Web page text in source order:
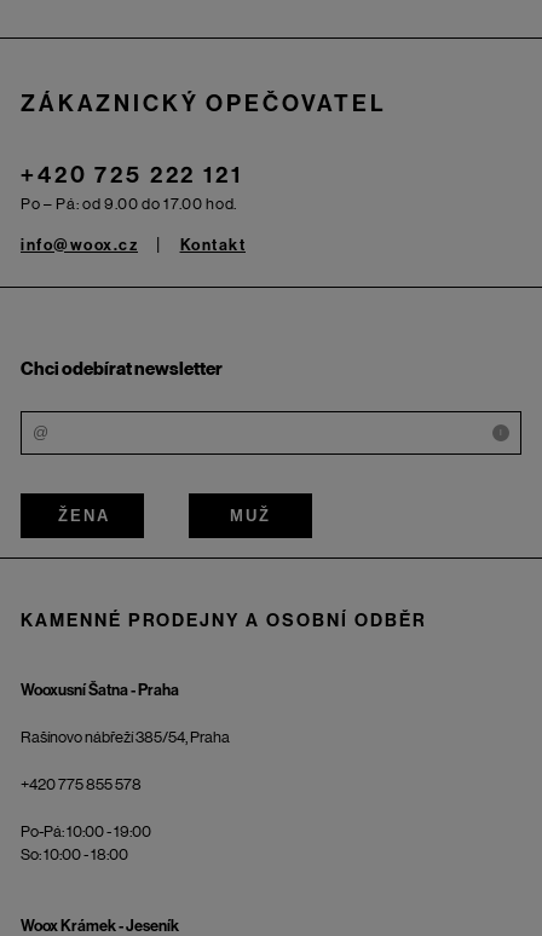
ZÁKAZNICKÝ OPEČOVATEL
+420 725 222 121
Po – Pá: od 9.00 do 17.00 hod.
info@woox.cz Kontakt
Chci odebírat newsletter
i
ŽENA MUŽ
KAMENNÉ PRODEJNY A OSOBNÍ ODBĚR
Wooxusní Šatna - Praha
Rašínovo nábřeží 385/54, Praha
+420 775 855 578
Po-Pá: 10:00 - 19:00
So: 10:00 - 18:00
Woox Krámek - Jeseník